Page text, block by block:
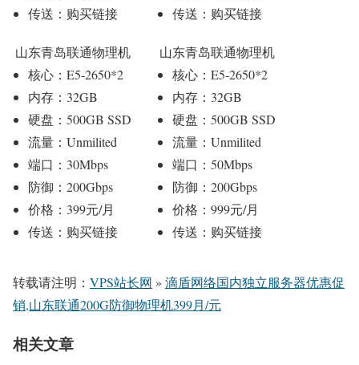
传送：购买链接
传送：购买链接
山东青岛联通物理机
核心：E5-2650*2
内存：32GB
硬盘：500GB SSD
流量：Unmilited
端口：30Mbps
防御：200Gbps
价格：399元/月
传送：购买链接
山东青岛联通物理机
核心：E5-2650*2
内存：32GB
硬盘：500GB SSD
流量：Unmilited
端口：50Mbps
防御：200Gbps
价格：999元/月
传送：购买链接
转载请注明： VPS站长网 » 滴盾网络国内独立服务器优惠促
销,山东联通200G防御物理机399月/元
相关文章